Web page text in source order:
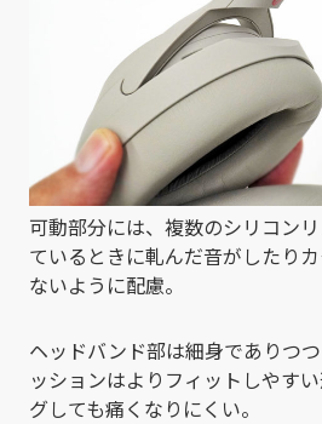
可動部分には、複数のシリコン
ているときに軋んだ音がしたり
ないように配慮。
ヘッドバンド部は細身でありつ
ッションはよりフィットしやす
グしても痛くなりにくい。